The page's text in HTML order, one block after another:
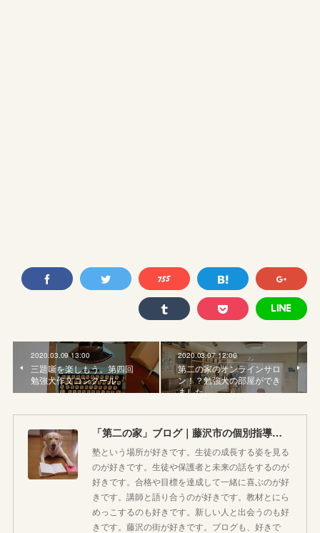
2020.03.09 13:00
三題噺を楽しもう。第四回
勉強犬作文コンクール
2020.03.07 12:00
第二の家のオンラインサロ
ン！？勉強犬の部屋ができ
ました。
「第二の家」ブログ｜藤沢市の個別指導塾のお話
塾という場所が好きです。生徒の成長する姿を見る
のが好きです。生徒や保護者と未来の話をするのが
好きです。合格や目標を達成して一緒に喜ぶのが好
きです。講師と語り合うのが好きです。教材とにら
めっこするのも好きです。新しい人と出会うのも好
きです。藤沢の街が好きです。ブログも、好きで